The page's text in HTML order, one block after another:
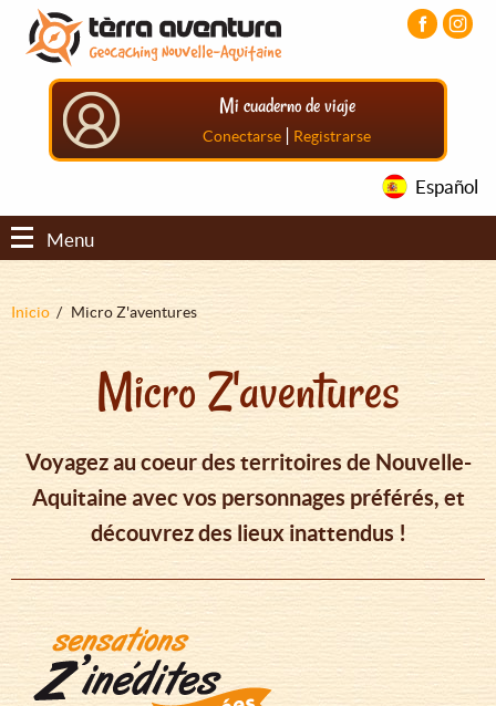
Pasar
contenido
principal
Pasar
menú
principal
Pasar
principal
Mi cuaderno de viaje
Conectarse | Registrarse
Español
Menu
Sobrescribir
ayuda
la
navegación
Inicio Micro Z'aventures
Micro Z'aventures
Voyagez au coeur des territoires de Nouvelle-
Aquitaine avec vos personnages préférés, et
découvrez des lieux inattendus !